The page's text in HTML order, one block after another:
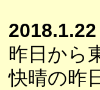
2018.1.22
昨日から
快晴の昨